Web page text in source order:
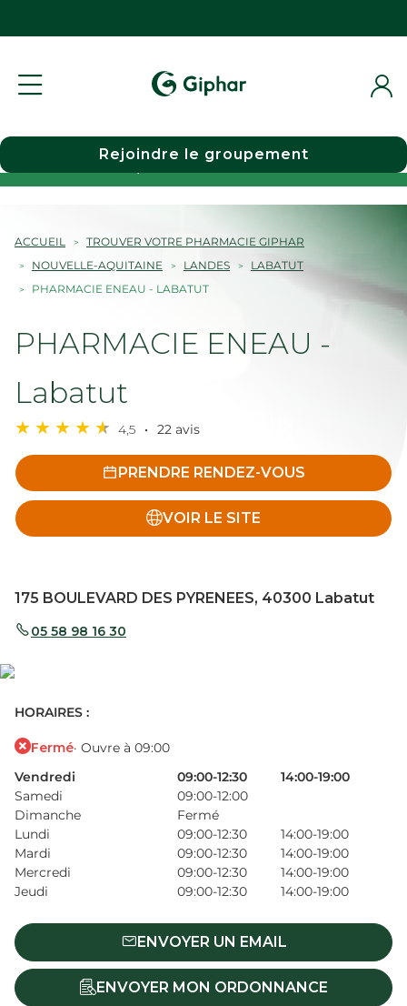
Choisir une pharmacie
Rejoindre le groupement
ACCUEIL
TROUVER VOTRE PHARMACIE GIPHAR
NOUVELLE-AQUITAINE
LANDES
LABATUT
PHARMACIE ENEAU - LABATUT
PHARMACIE ENEAU -
Labatut
4,5 22 avis
PRENDRE RENDEZ-VOUS
VOIR LE SITE
175 BOULEVARD DES PYRENEES, 40300 Labatut
05 58 98 16 30
HORAIRES :
Fermé· Ouvre à 09:00
Vendredi
09:00-12:30
14:00-19:00
Samedi
09:00-12:00
Dimanche
Fermé
Lundi
09:00-12:30
14:00-19:00
Mardi
09:00-12:30
14:00-19:00
Mercredi
09:00-12:30
14:00-19:00
Jeudi
09:00-12:30 14:00-19:00
ENVOYER UN EMAIL
ENVOYER MON ORDONNANCE